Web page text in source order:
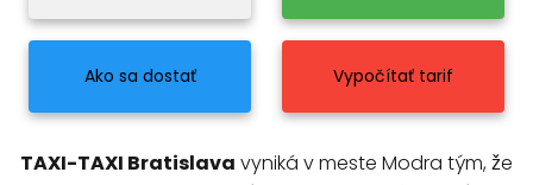
Ako sa dostať Vypočítať tarif
TAXI-TAXI Bratislava vyniká v meste Modra tým, že